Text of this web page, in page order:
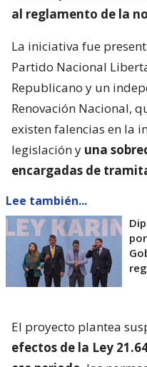
al reglamento de la
La iniciativa fue
Partido Nacional
Republicano y un
Renovación Nacional,
existen falencias en la
legislación y una
encargadas de
Lee también...
El proyecto plantea
efectos de la Ley